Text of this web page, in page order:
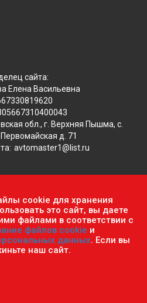
сайта:
Елена Васильевна
обл., г. Верхняя Пышма, с.
д. 71
avtomaster1@list.ru
сайт носит исключительно
ни при каких условиях не
определяемой положениями ч.2
РФ.Политика
данных.
.
магазинов «Автомастер».
cookie для хранения
это сайт, вы даете
файлами в соответствии с
файлов cookie и
данных. Если вы
наш сайт.